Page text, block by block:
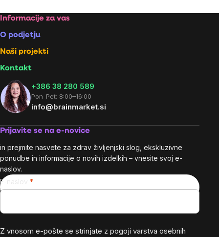
Footer
Informacije za vas
O podjetju
Naši projekti
Kontakt
+386 38 280 589
Pon-Pet: 8:00–16:00
info@brainmarket.si
Prijavite se na e-novice
in prejmite nasvete za zdrav življenjski slog, ekskluzivne
ponudbe in informacije o novih izdelkih – vnesite svoj e-
naslov.
E-naslov
Z vnosom e-pošte se strinjate z pogoji varstva osebnih